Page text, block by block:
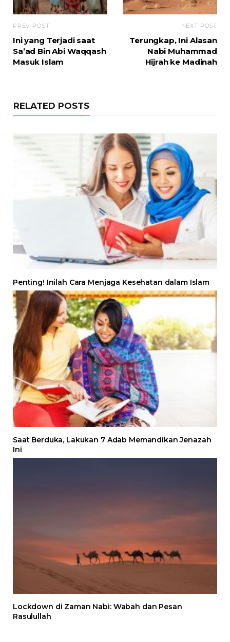
PREV POST
Ini yang Terjadi saat
Sa’ad Bin Abi Waqqash
Masuk Islam
NEXT POST
Terungkap, Ini Alasan
Nabi Muhammad
Hijrah ke Madinah
RELATED POSTS
Penting! Inilah Cara Menjaga Kesehatan dalam Islam
Saat Berduka, Lakukan 7 Adab Memandikan Jenazah
Ini
Lockdown di Zaman Nabi: Wabah dan Pesan
Rasulullah